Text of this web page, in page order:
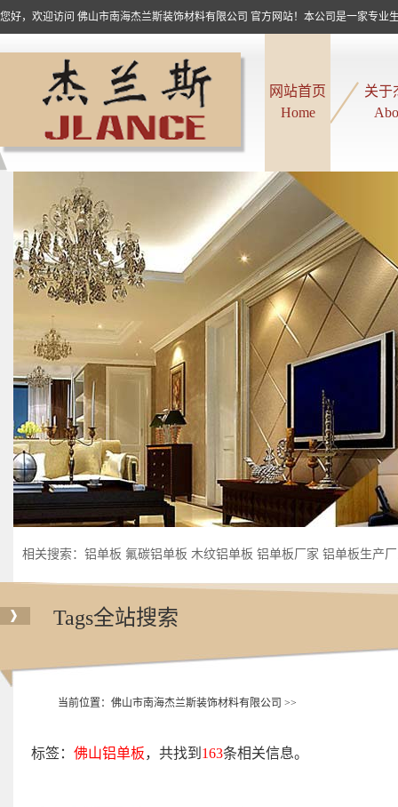
您好，欢迎访问 佛山市南海杰兰斯装饰材料有限公司 官方网站！本公司是一家专
网站首页
Home
关于
相关搜索： 铝单板 氟碳铝单板 木纹铝单板 铝单板厂家 铝单板生产
Tags全站搜索
当前位置： 佛山市南海杰兰斯装饰材料有限公司 >>
标签： 佛山铝单板，共找到 163条相关信息。